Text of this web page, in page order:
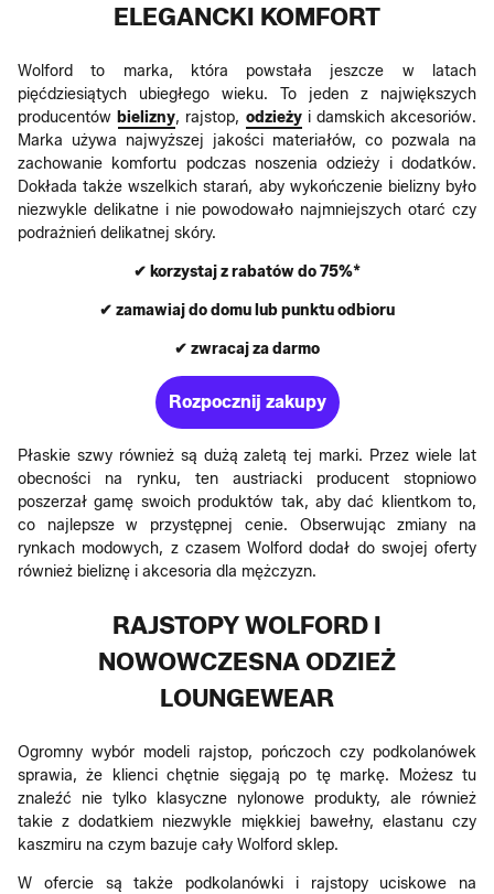
ELEGANCKI KOMFORT
Wolford to marka, która powstała jeszcze w latach
pięćdziesiątych ubiegłego wieku. To jeden z największych
producentów bielizny, rajstop, odzieżyi damskich akcesoriów.
Marka używa najwyższej jakości materiałów, co pozwala na
zachowanie komfortu podczas noszenia odzieży i dodatków.
Dokłada także wszelkich starań, aby wykończenie bielizny było
niezwykle delikatne i nie powodowało najmniejszych otarć czy
podrażnień delikatnej skóry.
✔ korzystaj z rabatów do 75%*
✔ zamawiaj do domu lub punktu odbioru
✔ zwracaj za darmo
Rozpocznij zakupy
Płaskie szwy również są dużą zaletą tej marki. Przez wiele lat
obecności na rynku, ten austriacki producent stopniowo
poszerzał gamę swoich produktów tak, aby dać klientkom to,
co najlepsze w przystępnej cenie. Obserwując zmiany na
rynkach modowych, z czasem Wolford dodał do swojej oferty
również bieliznę i akcesoria dla mężczyzn.
RAJSTOPY WOLFORD I
NOWOWCZESNA ODZIEŻ
LOUNGEWEAR
Ogromny wybór modeli rajstop, pończoch czy podkolanówek
sprawia, że klienci chętnie sięgają po tę markę. Możesz tu
znaleźć nie tylko klasyczne nylonowe produkty, ale również
takie z dodatkiem niezwykle miękkiej bawełny, elastanu czy
kaszmiru na czym bazuje cały Wolford sklep.
W ofercie są także podkolanówki i rajstopy uciskowe na